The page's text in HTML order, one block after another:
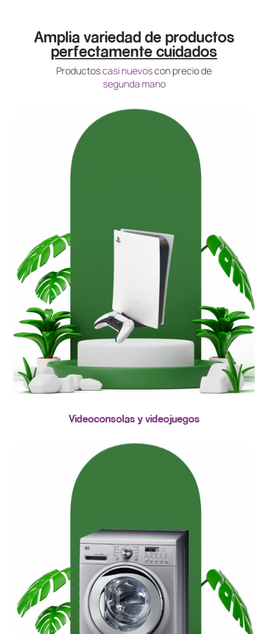
Amplia variedad de productos
perfectamente cuidados
Productoscasi nuevoscon precio de
segunda mano
Videoconsolas y videojuegos